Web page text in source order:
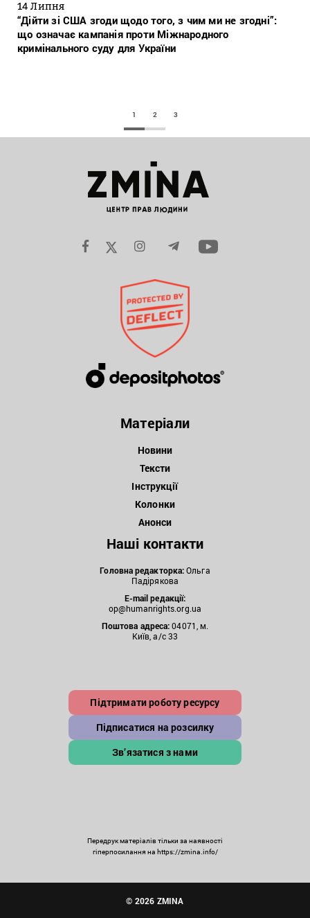
14 Липня
“Дійти зі США згоди щодо того, з чим ми не згодні”:
що означає кампанія проти Міжнародного
кримінального суду для України
1 2 3
Матеріали
Новини
Тексти
Інструкції
Колонки
Анонси
Наші контакти
Головна редакторка:Ольга
Падірякова
E-mail редакції:
op@humanrights.org.ua
Поштова адреса:04071, м.
Київ, а/с 33
Підтримати роботу ресурсу
Підписатися на розсилку
Зв’язатися з нами
Передрук матеріалів тільки за наявності
гіперпосилання на https://zmina.info/
© 2026 ZMINA